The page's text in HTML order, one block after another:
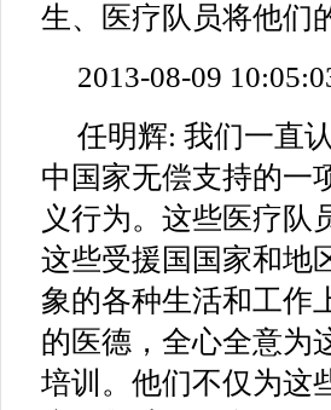
生、医疗队员将他们
2013-08-09
任明辉: 我们一直
中国家无偿支持的一
义行为。这些医疗队
这些受援国国家和地
象的各种生活和工作
的医德，全心全意为
培训。他们不仅为这